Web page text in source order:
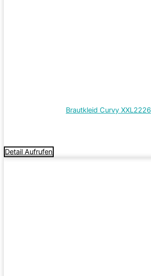
Brautkleid Curvy XXL2226
Detail Aufrufen